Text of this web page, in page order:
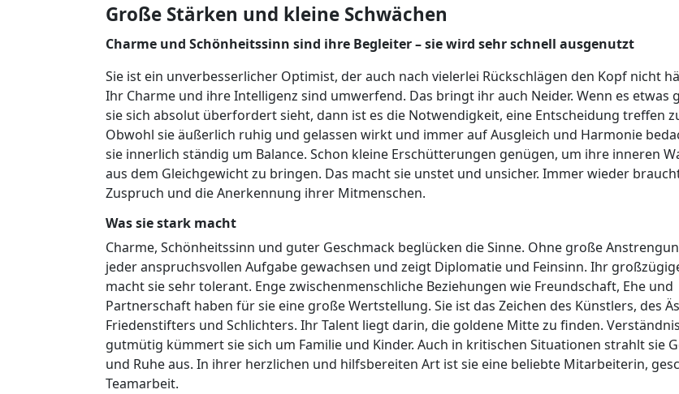
Große Stärken und kleine Schwächen
Charme und Schönheitssinn sind ihre Begleiter – sie wird sehr schnell ausgenutzt
Sie ist ein unverbesserlicher Optimist, der auch nach vielerlei Rückschlägen den Kopf nicht
Ihr Charme und ihre Intelligenz sind umwerfend. Das bringt ihr auch Neider. Wenn es etwas
sie sich absolut überfordert sieht, dann ist es die Notwendigkeit, eine Entscheidung treffen
Obwohl sie äußerlich ruhig und gelassen wirkt und immer auf Ausgleich und Harmonie
sie innerlich ständig um Balance. Schon kleine Erschütterungen genügen, um ihre inneren
aus dem Gleichgewicht zu bringen. Das macht sie unstet und unsicher. Immer wieder
Zuspruch und die Anerkennung ihrer Mitmenschen.
Was sie stark macht
Charme, Schönheitssinn und guter Geschmack beglücken die Sinne. Ohne große
jeder anspruchsvollen Aufgabe gewachsen und zeigt Diplomatie und Feinsinn. Ihr
macht sie sehr tolerant. Enge zwischenmenschliche Beziehungen wie Freundschaft, Ehe und
Partnerschaft haben für sie eine große Wertstellung. Sie ist das Zeichen des Künstlers, des
Friedenstifters und Schlichters. Ihr Talent liegt darin, die goldene Mitte zu finden.
gutmütig kümmert sie sich um Familie und Kinder. Auch in kritischen Situationen strahlt sie
und Ruhe aus. In ihrer herzlichen und hilfsbereiten Art ist sie eine beliebte Mitarbeiterin,
Teamarbeit.